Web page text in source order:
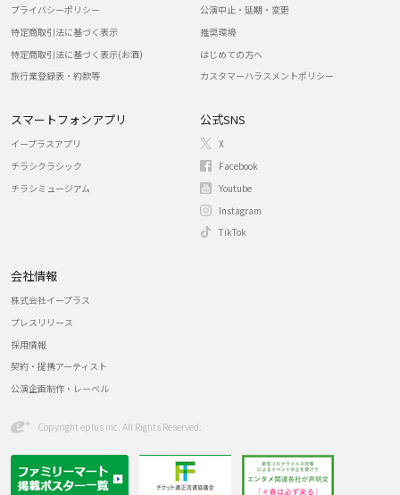
プライバシーポリシー
特定商取引法に基づく表示
特定商取引法に基づく表示(お酒)
旅行業登録表・約款等
公演中止・延期・変更
推奨環境
はじめての方へ
カスタマーハラスメントポリシー
スマートフォンアプリ
イープラスアプリ
チラシクラシック
チラシミュージアム
公式SNS
X
Facebook
Youtube
Instagram
TikTok
会社情報
株式会社イープラス
プレスリリース
採用情報
契約・提携アーティスト
公演企画制作・レーベル
Copyright eplus inc. All Rights Reserved.